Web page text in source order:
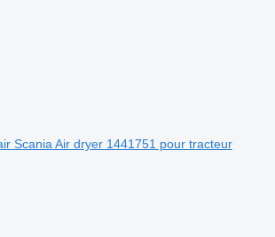
Scania Air dryer 1441751 pour tracteur